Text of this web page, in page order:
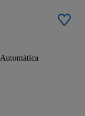
Automática